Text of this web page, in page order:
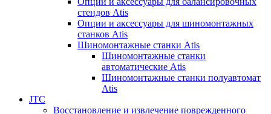
стендов Atis
Опции и аксессуары для шиномонтажных
станков Atis
Шиномонтажные станки Atis
Шиномонтажные станки
автоматические Atis
Шиномонтажные станки полуавтомат
Atis
JTC
Восстановление и извлечение поврежденного